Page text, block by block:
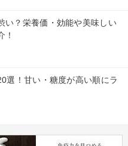
い？栄養価・効能や美味しい
！
選！甘い・糖度が高い順にラ